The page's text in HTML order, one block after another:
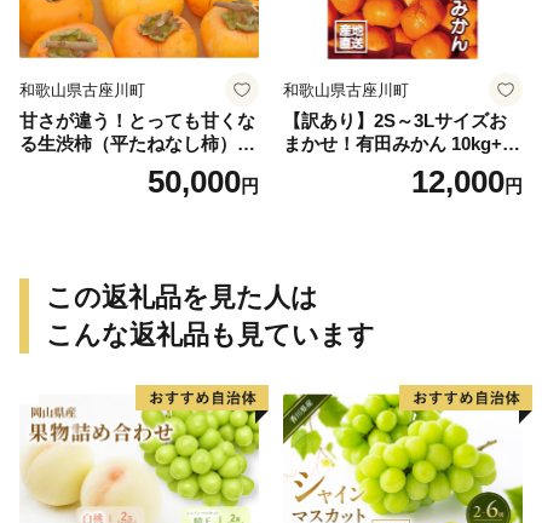
和歌山県古座川町
甘さが違う！とっても甘くな
る生渋柿（平たねなし柿）吊
ップ付約14.5～15kg 約60～
50,000円
和歌山県古座川町
【訳あり】2S～3Lサイズお
まかせ！有田みかん 10kg+2k
g保証分 11月から12月下旬ま
でに順次発送致します。 / 訳
12,000円
この返礼品を見た人は
こんな返礼品も見ています